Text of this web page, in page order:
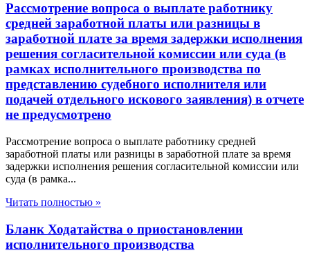
Рассмотрение вопроса о выплате работнику
средней заработной платы или разницы в
заработной плате за время задержки исполнения
решения согласительной комиссии или суда (в
рамках исполнительного производства по
представлению судебного исполнителя или
подачей отдельного искового заявления) в отчете
не предусмотрено
Рассмотрение вопроса о выплате работнику средней
заработной платы или разницы в заработной плате за время
задержки исполнения решения согласительной комиссии или
суда (в рамка...
Читать полностью »
Бланк Ходатайства о приостановлении
исполнительного производства